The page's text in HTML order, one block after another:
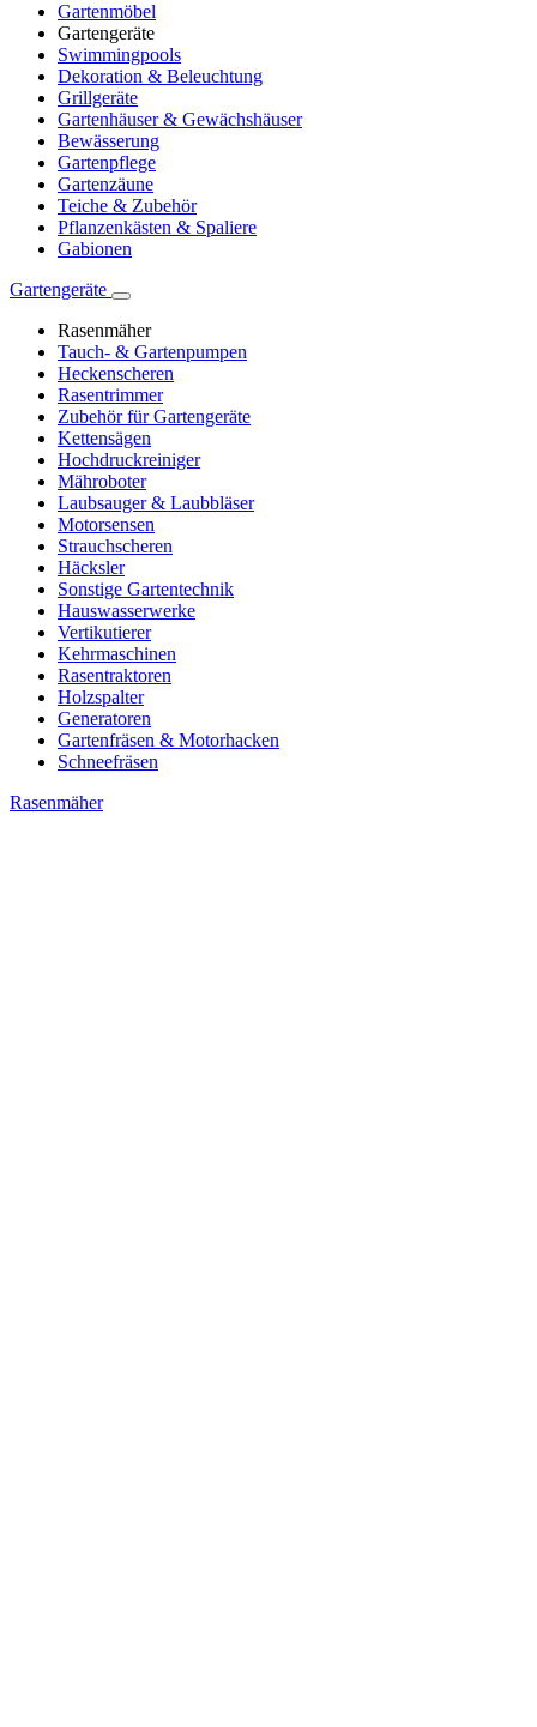
Gartenmöbel
Gartengeräte
Swimmingpools
Dekoration & Beleuchtung
Grillgeräte
Gartenhäuser & Gewächshäuser
Bewässerung
Gartenpflege
Gartenzäune
Teiche & Zubehör
Pflanzenkästen & Spaliere
Gabionen
Gartengeräte
Rasenmäher
Tauch- & Gartenpumpen
Heckenscheren
Rasentrimmer
Zubehör für Gartengeräte
Kettensägen
Hochdruckreiniger
Mähroboter
Laubsauger & Laubbläser
Motorsensen
Strauchscheren
Häcksler
Sonstige Gartentechnik
Hauswasserwerke
Vertikutierer
Kehrmaschinen
Rasentraktoren
Holzspalter
Generatoren
Gartenfräsen & Motorhacken
Schneefräsen
Rasenmäher